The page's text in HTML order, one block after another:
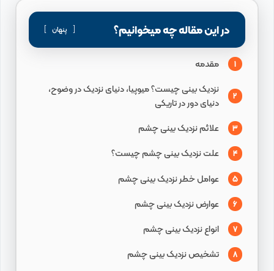
در این مقاله چه میخوانیم؟ پنهان
1 مقدمه
2
نزدیک بینی چیست؟ میوپیا، دنیای نزدیک در وضوح،
دنیای دور در تاریکی
3 علائم نزدیک بینی چشم
4 علت نزدیک بینی چشم چیست؟
5 عوامل خطر نزدیک بینی چشم
6 عوارض نزدیک بینی چشم
7 انواع نزدیک بینی چشم
8 تشخیص نزدیک بینی چشم